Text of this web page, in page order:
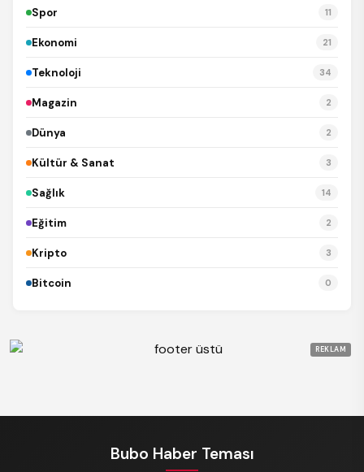
Spor 11
Ekonomi 21
Teknoloji 34
Magazin 2
Dünya 2
Kültür & Sanat 3
Sağlık 14
Eğitim 2
Kripto 3
Bitcoin 0
REKLAM
Bubo Haber Teması